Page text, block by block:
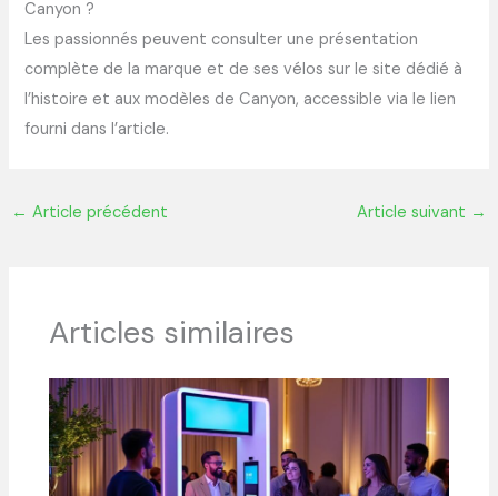
Canyon ?
Les passionnés peuvent consulter une présentation
complète de la marque et de ses vélos sur le site dédié à
l’histoire et aux modèles de Canyon, accessible via le lien
fourni dans l’article.
← Article précédent Article suivant →
Articles similaires